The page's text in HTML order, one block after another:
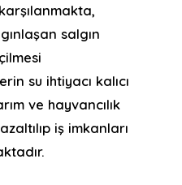
salgın
su ihtiyacı kalıcı
ve hayvancılık
iş imkanları